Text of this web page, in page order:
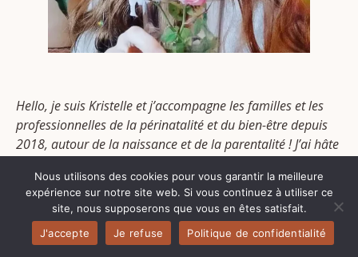
Hello, je suis Kristelle et j’accompagne les familles et les
professionnelles de la périnatalité et du bien-être depuis
2018, autour de la naissance et de la parentalité ! J’ai hâte
en ligne à des milliers de famille au fil des années !
Nous utilisons des cookies pour vous garantir la meilleure
expérience sur notre site web. Si vous continuez à utiliser ce
site, nous supposerons que vous en êtes satisfait.
J'accepte
Je refuse Politique de confidentialité